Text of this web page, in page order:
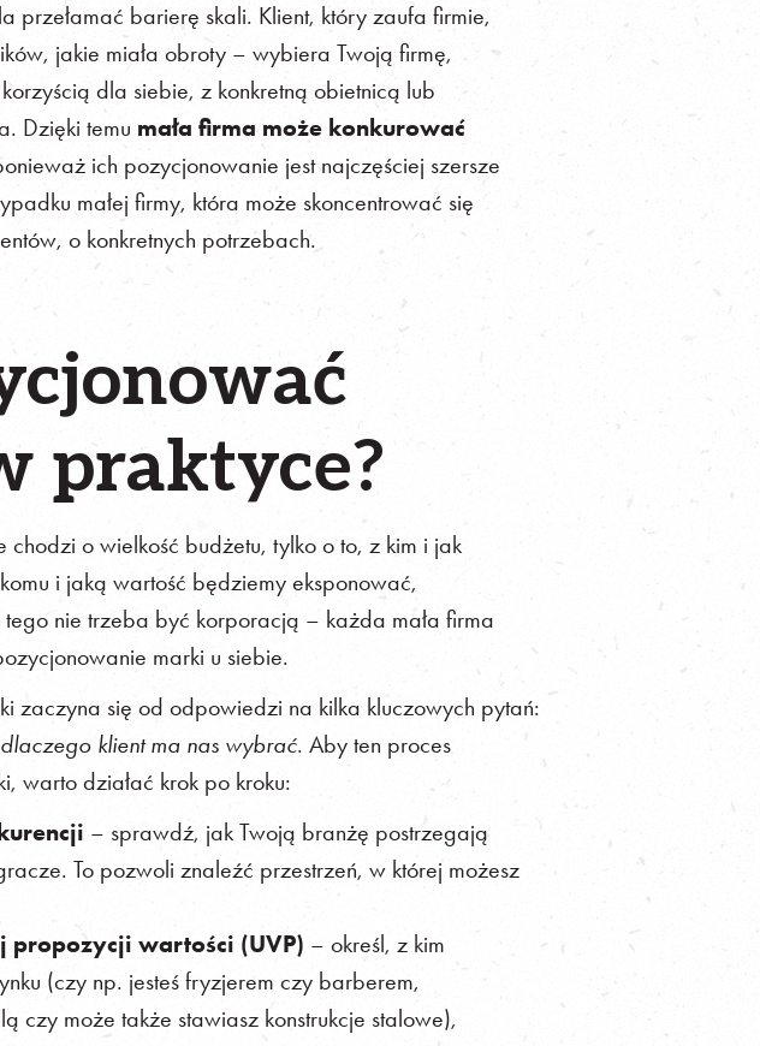
przełamać barierę skali. Klient, który zaufa firmie,
jakie miała obroty – wybiera Twoją firmę,
dla siebie, z konkretną obietnicą lub
Dzięki temu mała firma może konkurować
ich pozycjonowanie jest najczęściej szersze
małej firmy, która może skoncentrować się
o konkretnych potrzebach.
praktyce?
o wielkość budżetu, tylko o to, z kim i jak
i jaką wartość będziemy eksponować,
nie trzeba być korporacją – każda mała firma
marki u siebie.
zaczyna się od odpowiedzi na kilka kluczowych pytań:
klient ma nas wybrać. Aby ten proces
warto działać krok po kroku:
– sprawdź, jak Twoją branżę postrzegają
To pozwoli znaleźć przestrzeń, w której możesz
propozycji wartości (UVP) – określ, z kim
(czy np. jesteś fryzjerem czy barberem,
czy może także stawiasz konstrukcje stalowe),